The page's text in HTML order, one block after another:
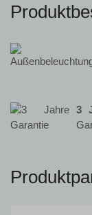
3